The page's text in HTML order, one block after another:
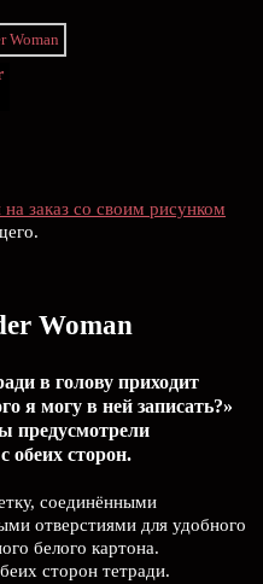
заказ со своим рисунком
Woman
в голову приходит
я могу в ней записать?»
предусмотрели
обеих сторон.
соединёнными
отверстиями для удобного
белого картона.
сторон тетради.